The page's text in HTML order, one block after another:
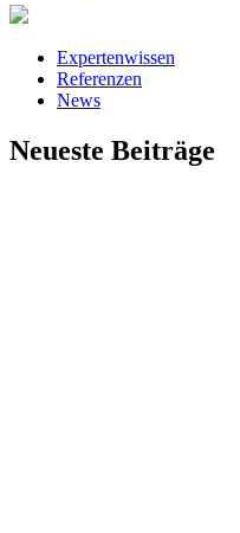
Expertenwissen
Referenzen
News
Neueste Beiträge